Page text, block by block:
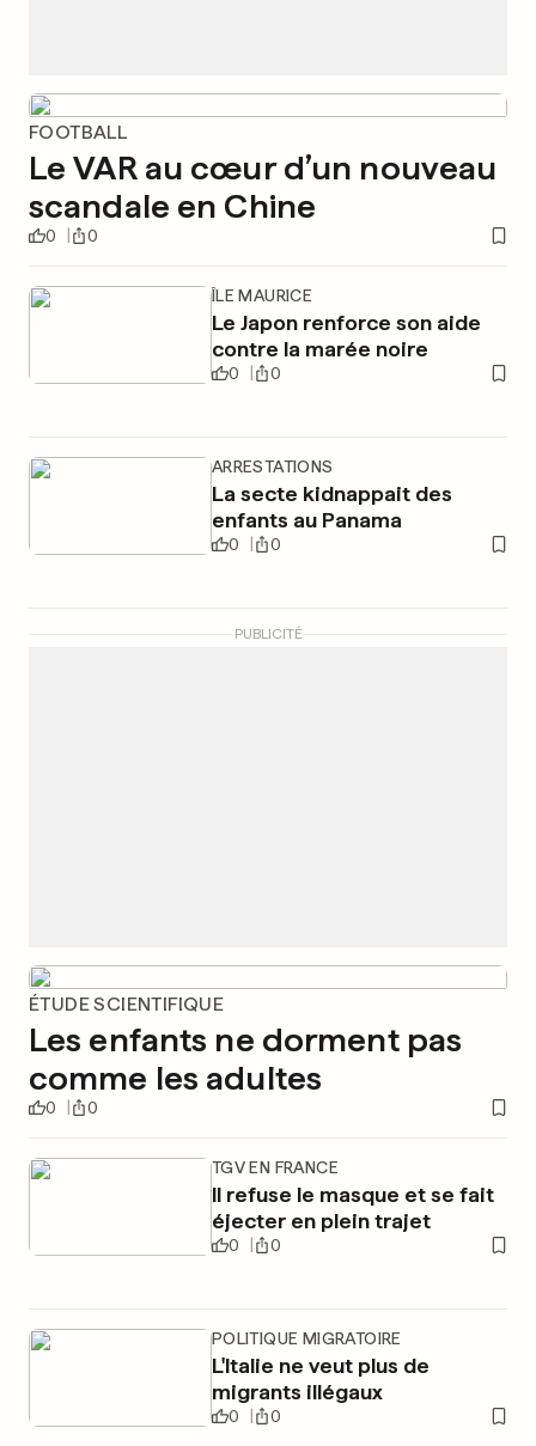
FOOTBALL
Le VAR au cœur d’un nouveau
scandale en Chine
0 0
ÎLE MAURICE
Le Japon renforce son aide
contre la marée noire
0 0
ARRESTATIONS
La secte kidnappait des
enfants au Panama
0 0
PUBLICITÉ
ÉTUDE SCIENTIFIQUE
Les enfants ne dorment pas
comme les adultes
0 0
TGV EN FRANCE
Il refuse le masque et se fait
éjecter en plein trajet
0 0
POLITIQUE MIGRATOIRE
L'Italie ne veut plus de
migrants illégaux
0 0